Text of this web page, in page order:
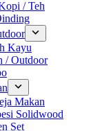
/ Teh
Kayu
/ Outdoor
Makan
Solidwood
Set